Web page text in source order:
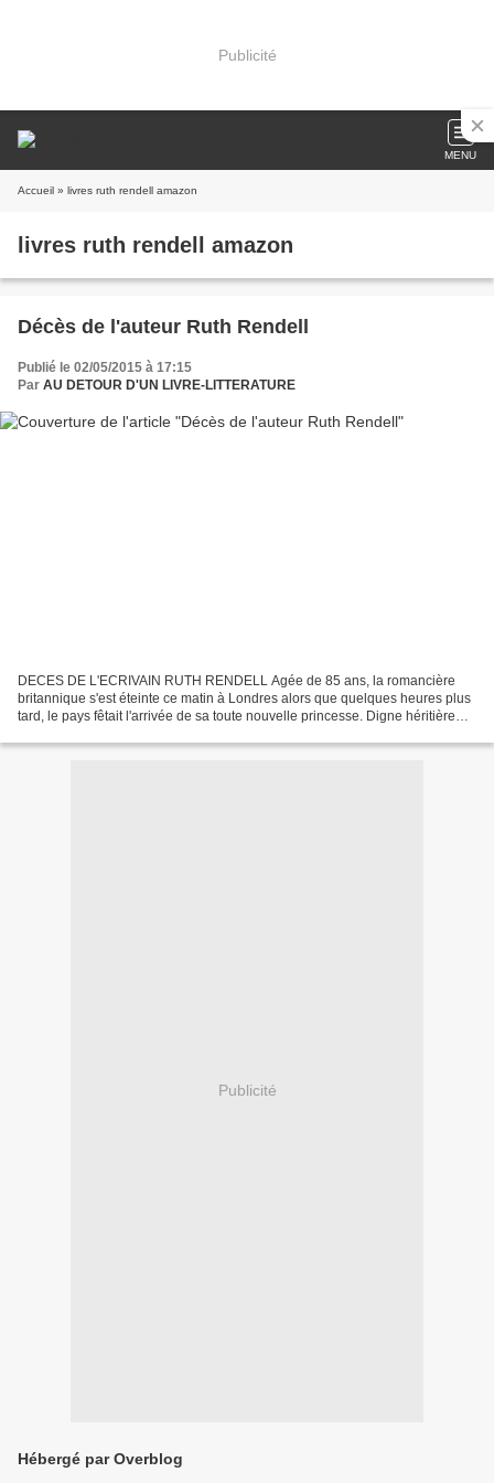
Publicité
MENU
Accueil » livres ruth rendell amazon
livres ruth rendell amazon
Décès de l'auteur Ruth Rendell
Publié le 02/05/2015 à 17:15
Par AU DETOUR D'UN LIVRE-LITTERATURE
DECES DE L'ECRIVAIN RUTH RENDELL Agée de 85 ans, la romancière
britannique s'est éteinte ce matin à Londres alors que quelques heures plus
tard, le pays fêtait l'arrivée de sa toute nouvelle princesse. Digne héritière
Publicité
Hébergé par Overblog